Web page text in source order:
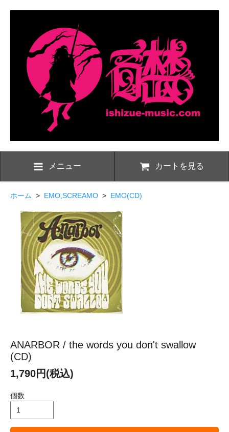
メニュー カートを見る
ホーム > EMO,SCREAMO > EMO(CD)
ANARBOR / the words you don't swallow
(CD)
1,790円(税込)
個数